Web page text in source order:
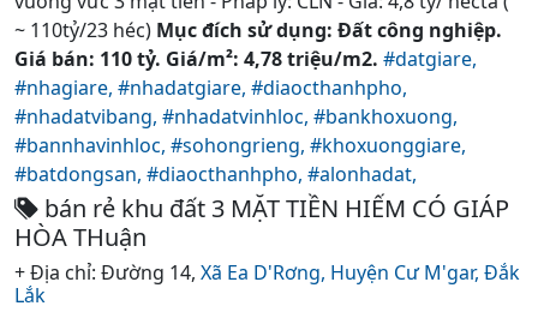
~ 110tỷ/23 héc) Mục đích sử dụng: Đất công nghiệp.
Giá bán: 110 tỷ. Giá/m²: 4,78 triệu/m2. #datgiare,
#nhagiare, #nhadatgiare, #diaocthanhpho,
#nhadatvibang, #nhadatvinhloc, #bankhoxuong,
#bannhavinhloc, #sohongrieng, #khoxuonggiare,
#batdongsan, #diaocthanhpho, #alonhadat,
bán rẻ khu đất 3 MẶT TIỀN HIẾM CÓ GIÁP
HÒA THuận
+ Địa chỉ: Đường 14, Xã Ea D'Rơng, Huyện Cư M'gar, Đắk
Lắk